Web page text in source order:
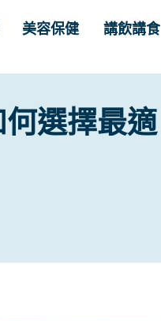
美容保健 講飲講食
選擇最適